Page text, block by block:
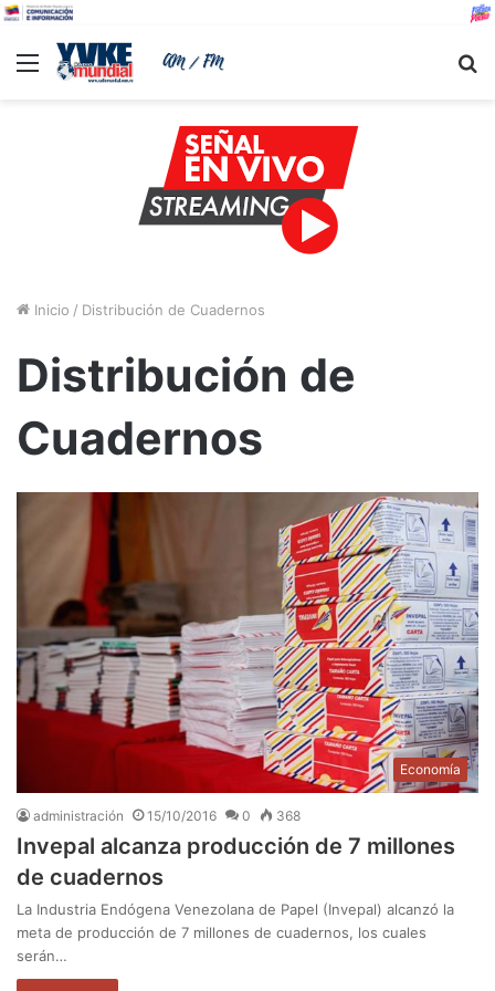
Menu
Inicio / Distribución de Cuadernos
Distribución de
Cuadernos
Economía
administración 15/10/2016 0 368
Invepal alcanza producción de 7 millones
de cuadernos
La Industria Endógena Venezolana de Papel (Invepal) alcanzó la
meta de producción de 7 millones de cuadernos, los cuales
serán…